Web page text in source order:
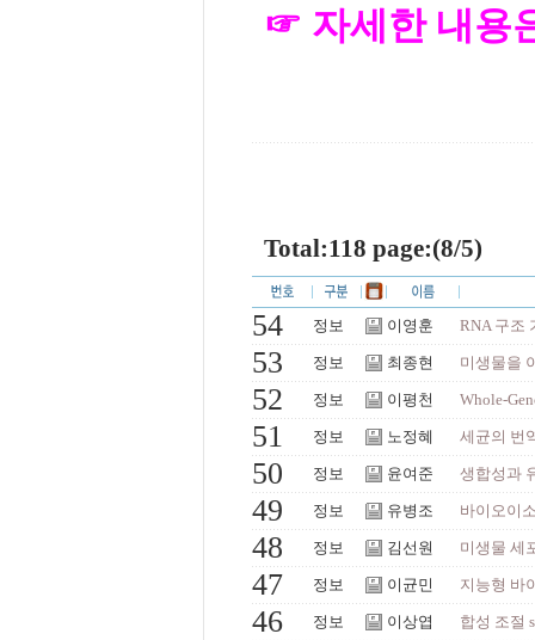
☞ 자세한 내용
Total:118 page:(8/5)
54 정보 이영훈 RNA 구조
53 정보 최종현 미생물을
52 정보 이평천 Whole-
51 정보 노정혜 세균의 번
50 정보 윤여준 생합성과
49 정보 유병조 바이오이
48 정보 김선원 미생물 세
47 정보 이균민 지능형 바
46 정보 이상엽 합성 조절